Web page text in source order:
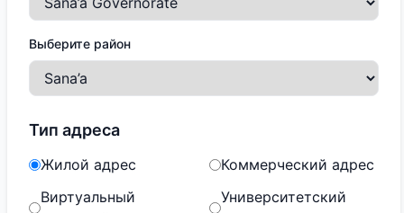
Выберите район
Тип адреса
Жилой адрес
Коммерческий адрес
Виртуальный
Университетский